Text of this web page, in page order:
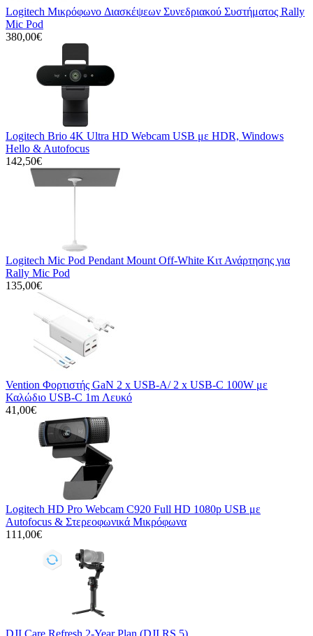
Logitech Μικρόφωνo Διασκέψεων Συνεδριακού Συστήματος Rally
Mic Pod
380,00€
Logitech Brio 4K Ultra HD Webcam USB με HDR, Windows
Hello & Autofocus
142,50€
Logitech Mic Pod Pendant Mount Off-White Κιτ Ανάρτησης για
Rally Mic Pod
135,00€
Vention Φορτιστής GaN 2 x USB-A/ 2 x USB-C 100W με
Καλώδιο USB-C 1m Λευκό
41,00€
Logitech HD Pro Webcam C920 Full HD 1080p USB με
Autofocus & Στερεοφωνικά Μικρόφωνα
111,00€
DJI Care Refresh 2-Year Plan (DJI RS 5)